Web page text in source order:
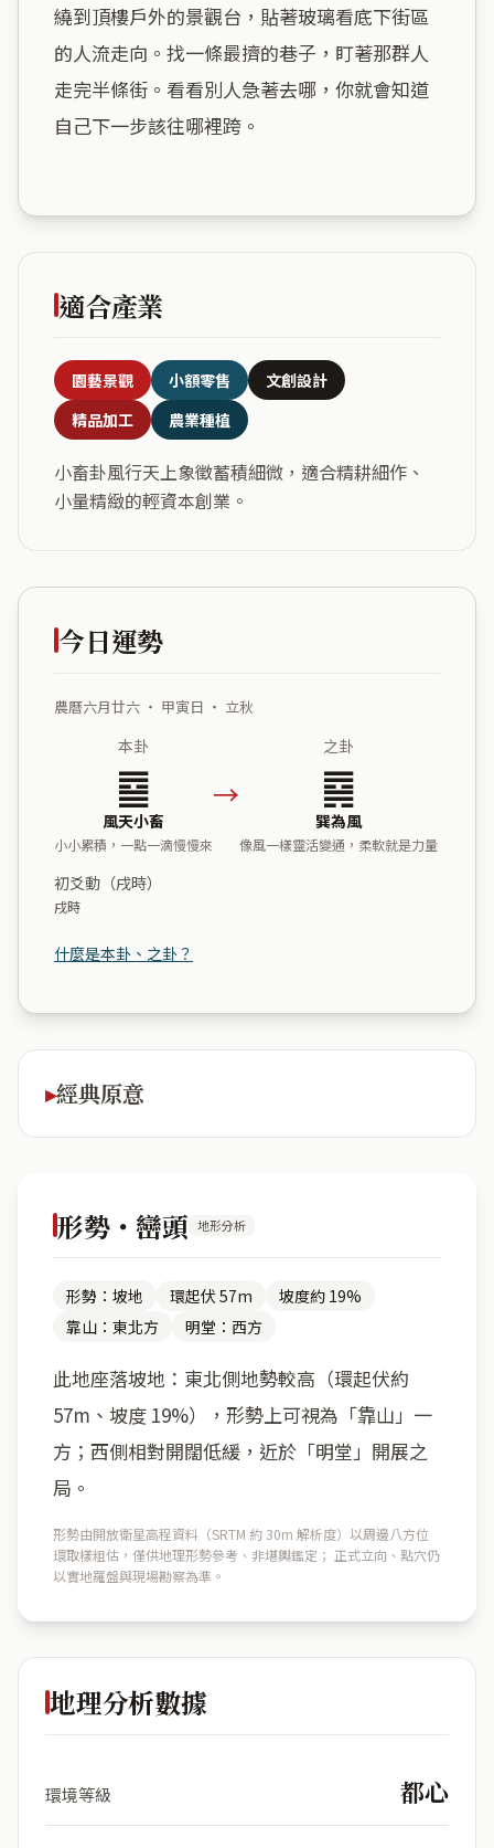
繞到頂樓戶外的景觀台，貼著玻璃看底下街區
的人流走向。找一條最擠的巷子，盯著那群人
走完半條街。看看別人急著去哪，你就會知道
自己下一步該往哪裡跨。
適合產業
園藝景觀 小額零售
文創設計
精品加工
農業種植
小畜卦風行天上象徵蓄積細微，適合精耕細作、
小量精緻的輕資本創業。
今日運勢
農曆六月廿六 ・ 甲寅日 ・ 立秋
本卦
䷈
風天小畜
小小累積，一點一滴慢慢來
→
之卦
䷸
巽為風
像風一樣靈活變通，柔軟就是力量
初爻動（戌時）
戌時
什麼是本卦、之卦？
經典原意
形勢・巒頭 地形分析
形勢：坡地 環起伏 57m
坡度約 19%
靠山：東北方
明堂：西方
此地座落坡地：東北側地勢較高（環起伏約
57m、坡度 19%），形勢上可視為「靠山」一
方；西側相對開闊低緩，近於「明堂」開展之
局。
形勢由開放衛星高程資料（SRTM 約 30m 解析度）以周邊八方位
環取樣粗估，僅供地理形勢參考、非堪輿鑑定； 正式立向、點穴仍
以實地羅盤與現場勘察為準。
地理分析數據
環境等級
都心